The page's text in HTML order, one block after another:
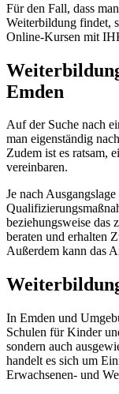
Für den Fall, dass
Weiterbildung findet,
Online-Kursen mit
Emden
Auf der Suche nach
man eigenständig
Zudem ist es ratsam,
vereinbaren.
Je nach
beziehungsweise das
beraten und erhalten
Außerdem kann das
In Emden und
Schulen für Kinder
sondern auch
handelt es sich um
Erwachsenen- und